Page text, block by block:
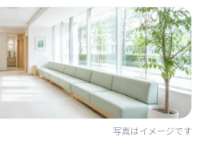
写真はイメージです